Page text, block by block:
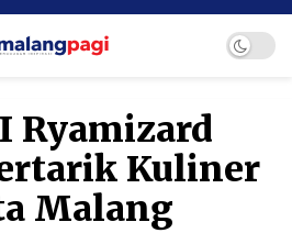
Ryamizard
Kuliner
Malang